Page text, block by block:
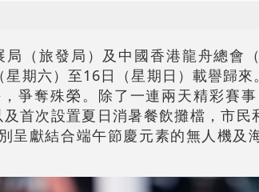
局（旅發局）及中國香港龍舟總會
期六）至16日（星期日）載譽歸
爭奪殊榮。除了一連兩天精彩賽
首次設置夏日消暑餐飲攤檔，市
呈獻結合端午節慶元素的無人機及